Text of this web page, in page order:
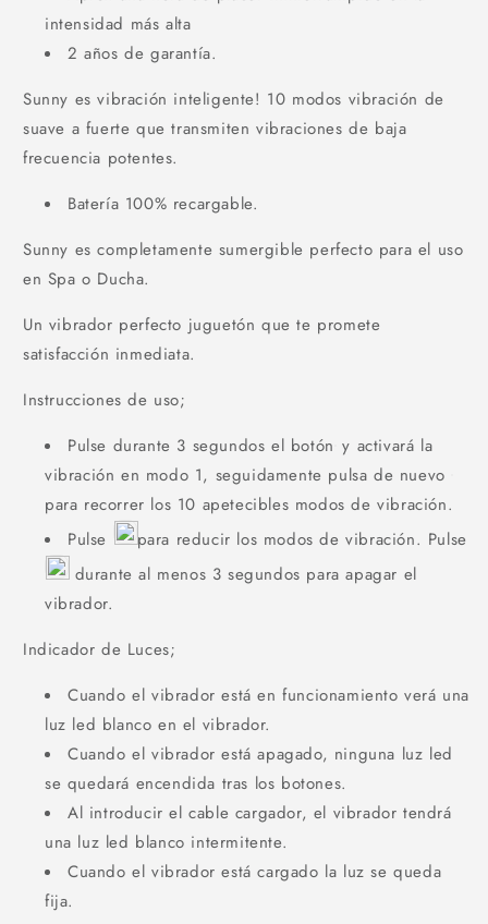
intensidad más alta
2 años de garantía.
Sunny es vibración inteligente! 10 modos vibración de
suave a fuerte que transmiten vibraciones de baja
frecuencia potentes.
Batería 100% recargable.
Sunny es completamente sumergible perfecto para el uso
en Spa o Ducha.
Un vibrador perfecto juguetón que te promete
satisfacción inmediata.
Instrucciones de uso;
Pulse durante 3 segundos el botón y activará la
vibración en modo 1, seguidamente pulsa de nuevo
para recorrer los 10 apetecibles modos de vibración.
Pulse
para reducir los modos de vibración. Pulse
durante al menos 3 segundos para apagar el
vibrador.
Indicador de Luces;
Cuando el vibrador está en funcionamiento verá una
luz led blanco en el vibrador.
Cuando el vibrador está apagado, ninguna luz led
se quedará encendida tras los botones.
Al introducir el cable cargador, el vibrador tendrá
una luz led blanco intermitente.
Cuando el vibrador está cargado la luz se queda
fija.